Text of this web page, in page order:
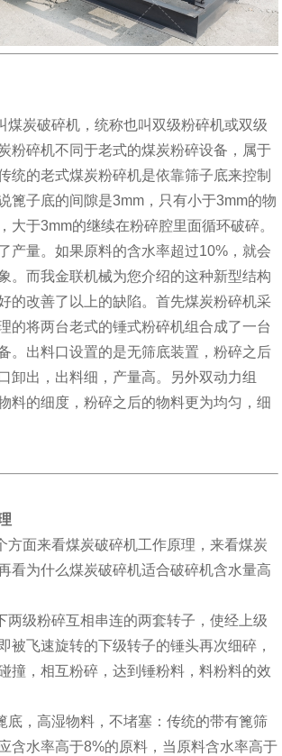
炭破碎机，统称也叫双级粉碎机或双级
粉碎机不同于老式的煤炭粉碎设备，属于
统的老式煤炭粉碎机是依靠筛子底来控制
篦子底的间隙是3mm，只有小于3mm的物
大于3mm的继续在粉碎腔里面循环破碎。
产量。如果原料的含水率超过10%，就会
。而我金联机械为您介绍的这种新型结构
的改善了以上的缺陷。首先煤炭粉碎机采
的将两台老式的锤式粉碎机组合成了一台
。出料口设置的是无筛底装置，粉碎之后
卸出，出料细，产量高。另外双动力组
料的细度，粉碎之后的物料更为均匀，细
面来看煤炭破碎机工作原理，来看煤炭
看为什么煤炭破碎机适合破碎机含水量高
级粉碎互相串连的两套转子，使经上级
被飞速旋转的下级转子的锤头再次细碎，
撞，相互粉碎，达到锤粉料，料粉料的效
，高湿物料，不堵塞：传统的带有篦筛
含水率高于8%的原料，当原料含水率高于